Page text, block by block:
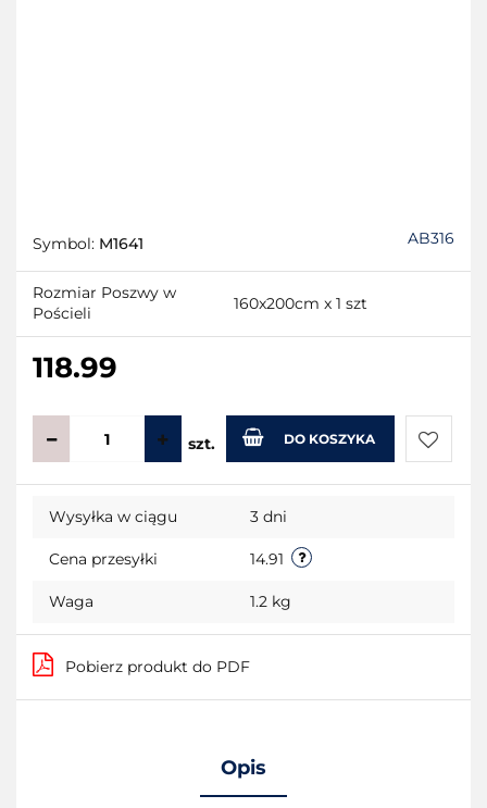
Symbol: M1641 AB316
Rozmiar Poszwy w
Pościeli
160x200cm x 1 szt
118.99
szt. DO KOSZYKA
Do
Wysyłka w ciągu 3 dni
Cena przesyłki 14.91
Waga 1.2 kg
Pobierz produkt do PDF
Opis